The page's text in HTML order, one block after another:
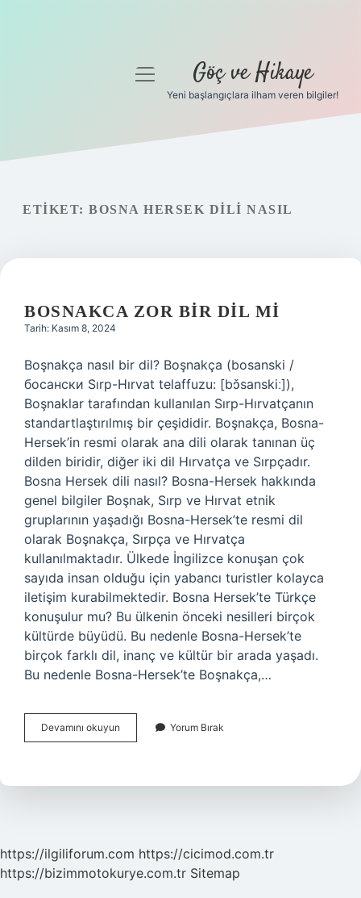
Gizlilik Politikası
menüyü
Göç ve Hikaye
Yeni başlangıçlara ilham veren bilgiler!
ETIKET: BOSNA HERSEK DILI NASIL
BOSNAKCA ZOR BIR DIL MI
Tarih: Kasım 8, 2024
Boşnakça nasıl bir dil? Boşnakça (bosanski /
босански Sırp-Hırvat telaffuzu: [bɔ̌sanskiː]),
Boşnaklar tarafından kullanılan Sırp-Hırvatçanın
standartlaştırılmış bir çeşididir. Boşnakça, Bosna-
Hersek’in resmi olarak ana dili olarak tanınan üç
dilden biridir, diğer iki dil Hırvatça ve Sırpçadır.
Bosna Hersek dili nasıl? Bosna-Hersek hakkında
genel bilgiler Boşnak, Sırp ve Hırvat etnik
gruplarının yaşadığı Bosna-Hersek’te resmi dil
olarak Boşnakça, Sırpça ve Hırvatça
kullanılmaktadır. Ülkede İngilizce konuşan çok
sayıda insan olduğu için yabancı turistler kolayca
iletişim kurabilmektedir. Bosna Hersek’te Türkçe
konuşulur mu? Bu ülkenin önceki nesilleri birçok
kültürde büyüdü. Bu nedenle Bosna-Hersek’te
birçok farklı dil, inanç ve kültür bir arada yaşadı.
Bu nedenle Bosna-Hersek’te Boşnakça,…
Devamını okuyun Bosnakca
Zor
Mi
Yorum Bırak
https://ilgiliforum.com https://cicimod.com.tr
https://bizimmotokurye.com.tr Sitemap